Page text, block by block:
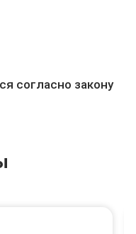
согласно закону